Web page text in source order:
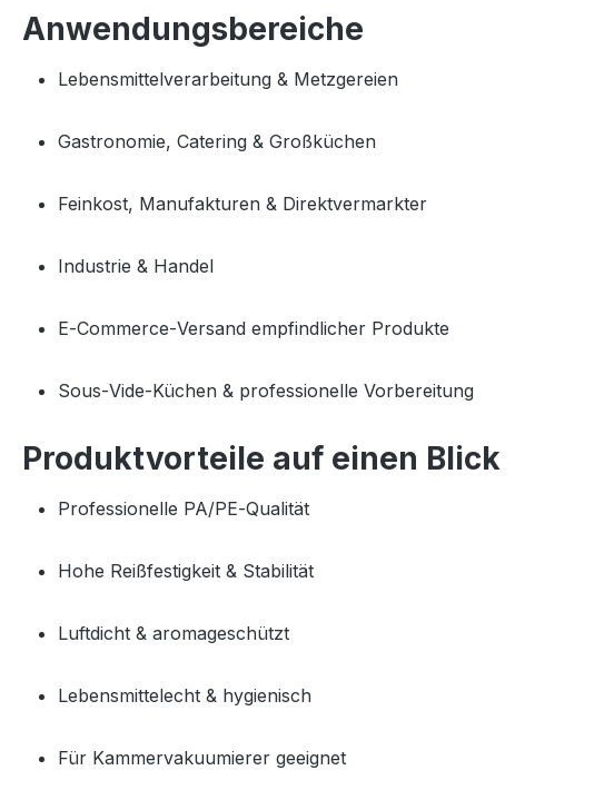
Anwendungsbereiche
Lebensmittelverarbeitung & Metzgereien
Gastronomie, Catering & Großküchen
Feinkost, Manufakturen & Direktvermarkter
Industrie & Handel
E‑Commerce‑Versand empfindlicher Produkte
Sous‑Vide‑Küchen & professionelle Vorbereitung
Produktvorteile auf einen Blick
Professionelle PA/PE‑Qualität
Hohe Reißfestigkeit & Stabilität
Luftdicht & aromageschützt
Lebensmittelecht & hygienisch
Für Kammervakuumierer geeignet